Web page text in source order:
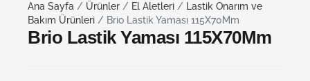
Ana Sayfa / Ürünler / El Aletleri / Lastik Onarım ve
Bakım Ürünleri / Brio Lastik Yaması 115X70Mm
Brio Lastik Yaması 115X70Mm